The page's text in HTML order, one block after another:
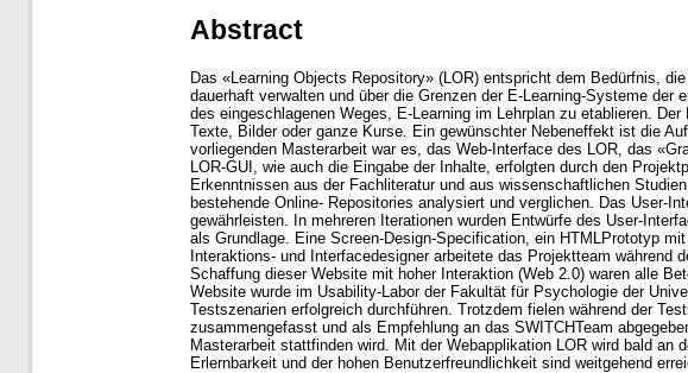
Abstract
Das «Learning Objects Repository» (LOR) entspricht dem Bedürfnis,
dauerhaft verwalten und über die Grenzen der E-Learning-Systeme
des eingeschlagenen Weges, E-Learning im Lehrplan zu etablieren.
Texte, Bilder oder ganze Kurse. Ein gewünschter Nebeneffekt ist die
vorliegenden Masterarbeit war es, das Web-Interface des LOR, das
LOR-GUI, wie auch die Eingabe der Inhalte, erfolgten durch den
Erkenntnissen aus der Fachliteratur und aus wissenschaftlichen
bestehende Online- Repositories analysiert und verglichen. Das User-
gewährleisten. In mehreren Iterationen wurden Entwürfe des User-
als Grundlage. Eine Screen-Design-Specification, ein HTMLPrototyp
Interaktions- und Interfacedesigner arbeitete das Projektteam
Schaffung dieser Website mit hoher Interaktion (Web 2.0) waren alle
Website wurde im Usability-Labor der Fakultät für Psychologie der
Testszenarien erfolgreich durchführen. Trotzdem fielen während der
zusammengefasst und als Empfehlung an das SWITCHTeam
Masterarbeit stattfinden wird. Mit der Webapplikation LOR wird bald
Erlernbarkeit und der hohen Benutzerfreundlichkeit sind weitgehend